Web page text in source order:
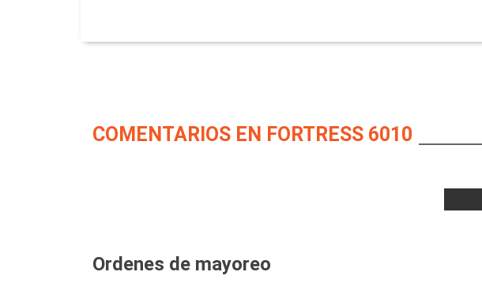
COMENTARIOS EN FORTRESS 6010
Ordenes de mayoreo